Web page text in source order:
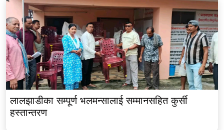
लालझाडीका सम्पूर्ण भलमन्सालाई सम्मानसहित कुर्सी
हस्तान्तरण